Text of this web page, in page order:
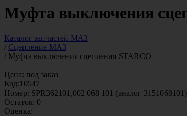
Муфта выключения
Каталог запчастей МАЗ
/ Сцепление МАЗ
/ Муфта выключения сцепления STARCO
Цена: под заказ
Код:10547
Номер: SPR362101,002 068 101 (аналог 3151068101)
Остаток: 0
Оценка: